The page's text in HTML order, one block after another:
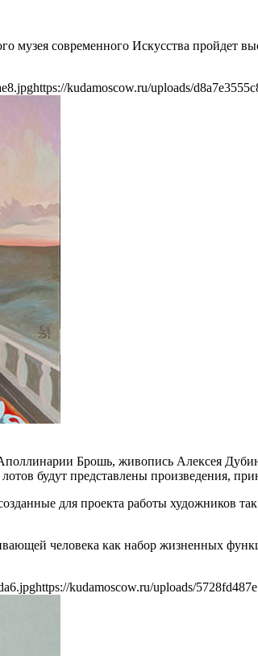
музея современного Искусства пройдет
https://kudamoscow.ru/uploads/
Брошь, живопись Алексея
будут представлены произведения,
для проекта работы художников
человека как набор жизненных
https://kudamoscow.ru/uploads/